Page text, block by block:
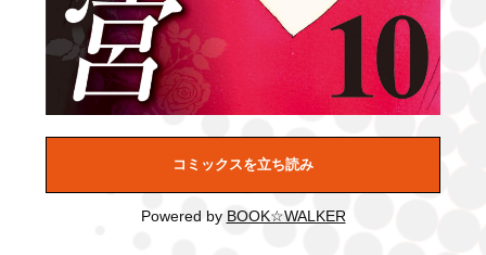
コミックスを立ち読み
Powered by BOOK☆WALKER